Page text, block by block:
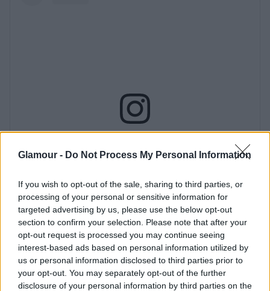
Glamour - Do Not Process My Personal Information
If you wish to opt-out of the sale, sharing to third parties, or
processing of your personal or sensitive information for
targeted advertising by us, please use the below opt-out
section to confirm your selection. Please note that after your
opt-out request is processed you may continue seeing
interest-based ads based on personal information utilized by
us or personal information disclosed to third parties prior to
your opt-out. You may separately opt-out of the further
disclosure of your personal information by third parties on the